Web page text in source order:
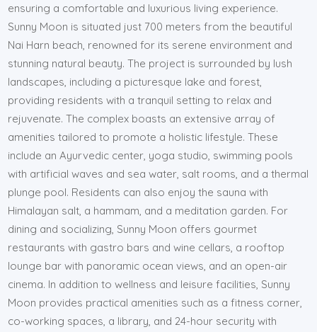
ensuring a comfortable and luxurious living experience.
Sunny Moon is situated just 700 meters from the beautiful
Nai Harn beach, renowned for its serene environment and
stunning natural beauty. The project is surrounded by lush
landscapes, including a picturesque lake and forest,
providing residents with a tranquil setting to relax and
rejuvenate. The complex boasts an extensive array of
amenities tailored to promote a holistic lifestyle. These
include an Ayurvedic center, yoga studio, swimming pools
with artificial waves and sea water, salt rooms, and a thermal
plunge pool. Residents can also enjoy the sauna with
Himalayan salt, a hammam, and a meditation garden. For
dining and socializing, Sunny Moon offers gourmet
restaurants with gastro bars and wine cellars, a rooftop
lounge bar with panoramic ocean views, and an open-air
cinema. In addition to wellness and leisure facilities, Sunny
Moon provides practical amenities such as a fitness corner,
co-working spaces, a library, and 24-hour security with